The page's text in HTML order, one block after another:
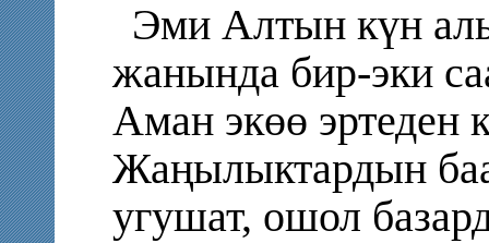
Эми Алтын күн
жанында бир-эки
Аман экөө эртеден
Жаңылыктардын
угушат, ошол